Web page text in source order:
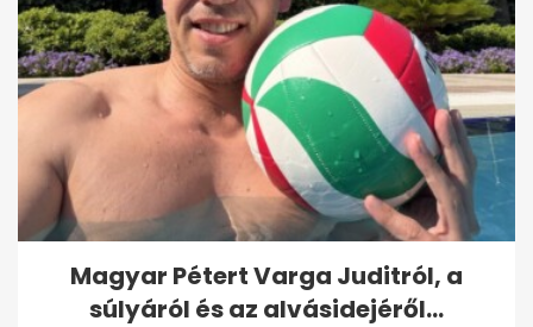
Magyar Pétert Varga Juditról, a
súlyáról és az alvásidejéről...